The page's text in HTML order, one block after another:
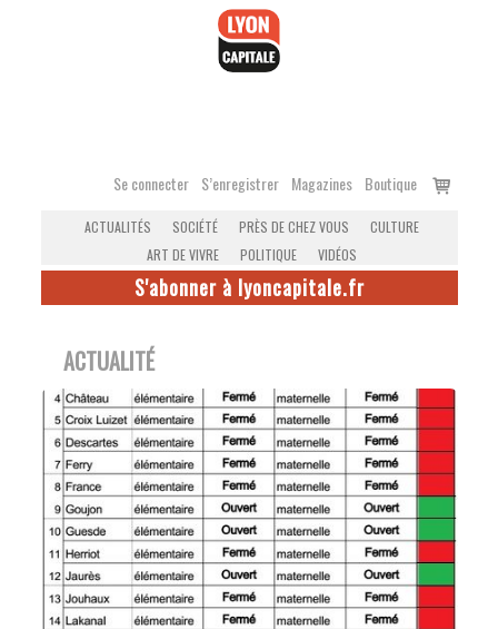
Se connecter S’enregistrer Magazines Boutique
Voir
ACTUALITÉS SOCIÉTÉ PRÈS DE CHEZ VOUS
CULTURE
ART DE VIVRE
POLITIQUE VIDÉOS
S'abonner à lyoncapitale.fr
ACTUALITÉ